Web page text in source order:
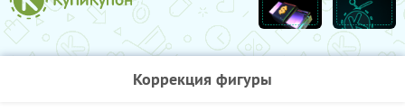
Коррекция фигуры